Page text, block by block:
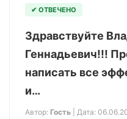
✔ ОТВЕЧЕНО
Здравствуйте
Геннадьевич!!!
написать все
и…
Автор: Гость | Дата: